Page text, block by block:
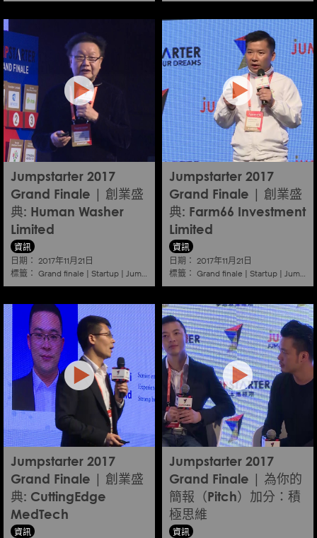
Jumpstarter 2017
Grand Finale | 創業盛
典: Human Washer
Limited
資訊
日期： 2017年11月21日
標籤： Grand finale | Startup | Jumpstarter |Hkcec
Jumpstarter 2017
Grand Finale | 創業盛
典: Farm66 Investment
Limited
資訊
日期： 2017年11月21日
標籤： Grand finale | Startup | Jumpstarter
Jumpstarter 2017
Grand Finale | 創業盛
典: CuttingEdge
MedTech
資訊
Jumpstarter 2017
Grand Finale | 為你的
簡報（Pitch）加分：積
極思維
資訊